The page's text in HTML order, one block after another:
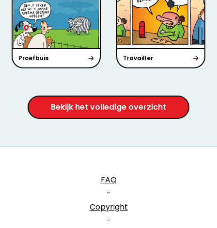
Proefbuis Travailler
Bekijk het volledige overzicht
FAQ
-
Copyright
-